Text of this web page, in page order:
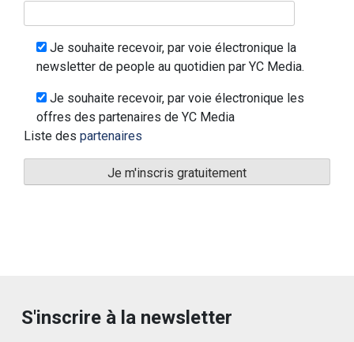
Je souhaite recevoir, par voie électronique la
newsletter de people au quotidien par YC Media.
Je souhaite recevoir, par voie électronique les
offres des partenaires de YC Media
Liste des partenaires
S'inscrire à la newsletter